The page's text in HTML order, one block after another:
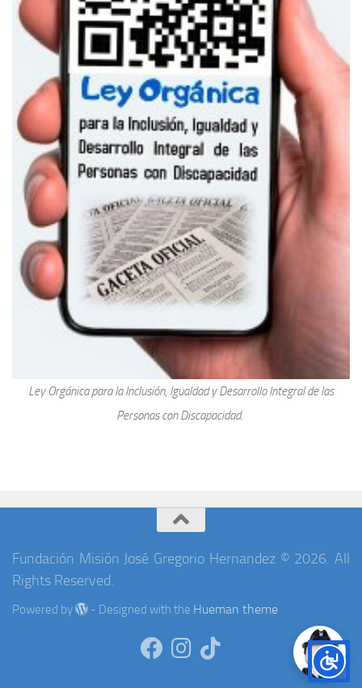
Ley Orgánica para la Inclusión, Igualdad y Desarrollo Integral de las
Personas con Discapacidad.
Fundación Misión José Gregorio Hernandez © 2026. All
Rights Reserved.
Powered by - Designed with the Hueman theme